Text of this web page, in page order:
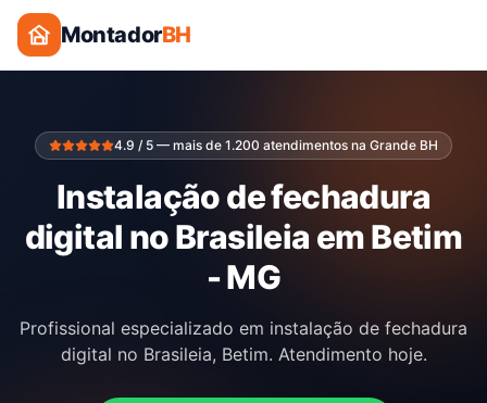
MontadorBH
4.9 / 5 — mais de 1.200 atendimentos na Grande BH
Instalação de fechadura
digital no Brasileia em Betim
- MG
Profissional especializado em instalação de fechadura
digital no Brasileia, Betim. Atendimento hoje.